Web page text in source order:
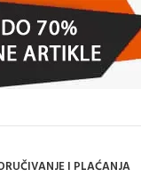
I PLAĆANJA